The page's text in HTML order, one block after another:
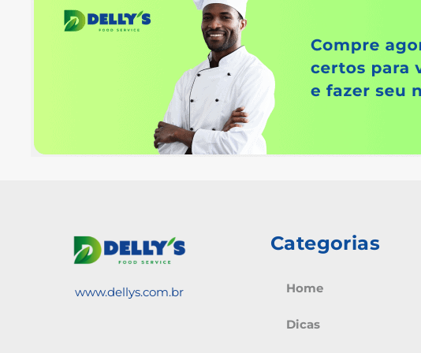
www.dellys.com.br
Categorias
Home
Dicas